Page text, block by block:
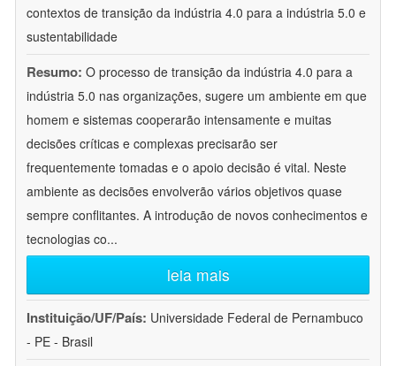
contextos de transição da indústria 4.0 para a indústria 5.0 e
sustentabilidade
Resumo: O processo de transição da indústria 4.0 para a
indústria 5.0 nas organizações, sugere um ambiente em que
homem e sistemas cooperarão intensamente e muitas
decisões críticas e complexas precisarão ser
frequentemente tomadas e o apoio decisão é vital. Neste
ambiente as decisões envolverão vários objetivos quase
sempre conflitantes. A introdução de novos conhecimentos e
tecnologias co...
leia mais
Instituição/UF/País: Universidade Federal de Pernambuco
- PE - Brasil